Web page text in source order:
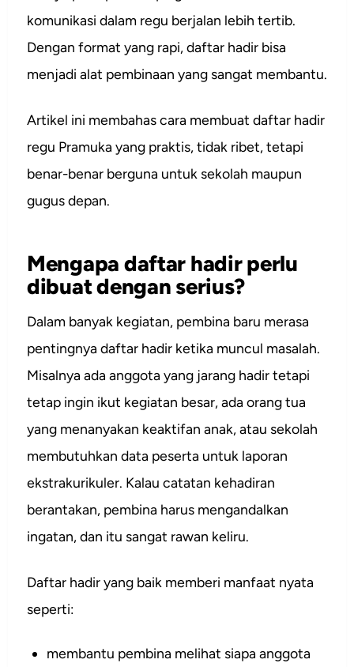
komunikasi dalam regu berjalan lebih tertib.
Dengan format yang rapi, daftar hadir bisa
menjadi alat pembinaan yang sangat membantu.
Artikel ini membahas cara membuat daftar hadir
regu Pramuka yang praktis, tidak ribet, tetapi
benar-benar berguna untuk sekolah maupun
gugus depan.
Mengapa daftar hadir perlu
dibuat dengan serius?
Dalam banyak kegiatan, pembina baru merasa
pentingnya daftar hadir ketika muncul masalah.
Misalnya ada anggota yang jarang hadir tetapi
tetap ingin ikut kegiatan besar, ada orang tua
yang menanyakan keaktifan anak, atau sekolah
membutuhkan data peserta untuk laporan
ekstrakurikuler. Kalau catatan kehadiran
berantakan, pembina harus mengandalkan
ingatan, dan itu sangat rawan keliru.
Daftar hadir yang baik memberi manfaat nyata
seperti:
membantu pembina melihat siapa anggota